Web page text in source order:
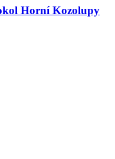
Horní Kozolupy